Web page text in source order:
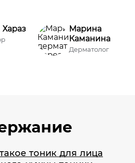
Марина
Каманина
Дерматолог
тоник для лица